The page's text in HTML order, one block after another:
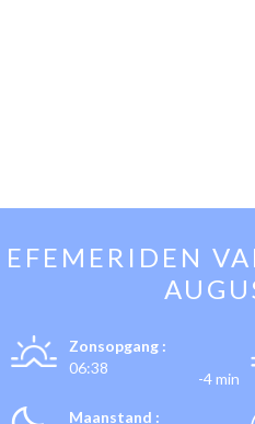
EFEMERIDEN
Zonsopgang :
06:38
-4 min
Maanstand :